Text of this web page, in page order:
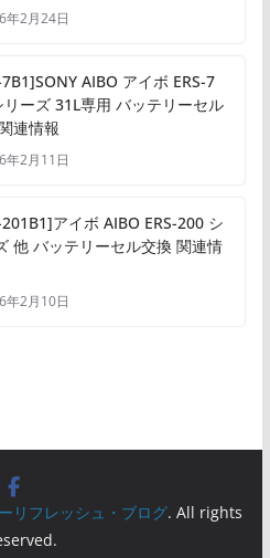
年2月24日
AIBO アイボ ERS-7
ーズ 31L専用 バッテリーセル
連情報
年2月11日
アイボ AIBO ERS-200 シ
他 バッテリーセル交換 関連情
年2月10日
リフレッシュ・ブログ. All rights